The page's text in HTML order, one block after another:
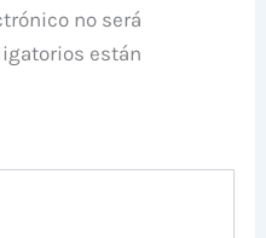
no será
están